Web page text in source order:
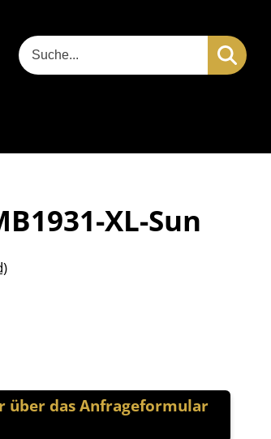
XL-Sun
über das Anfrageformular